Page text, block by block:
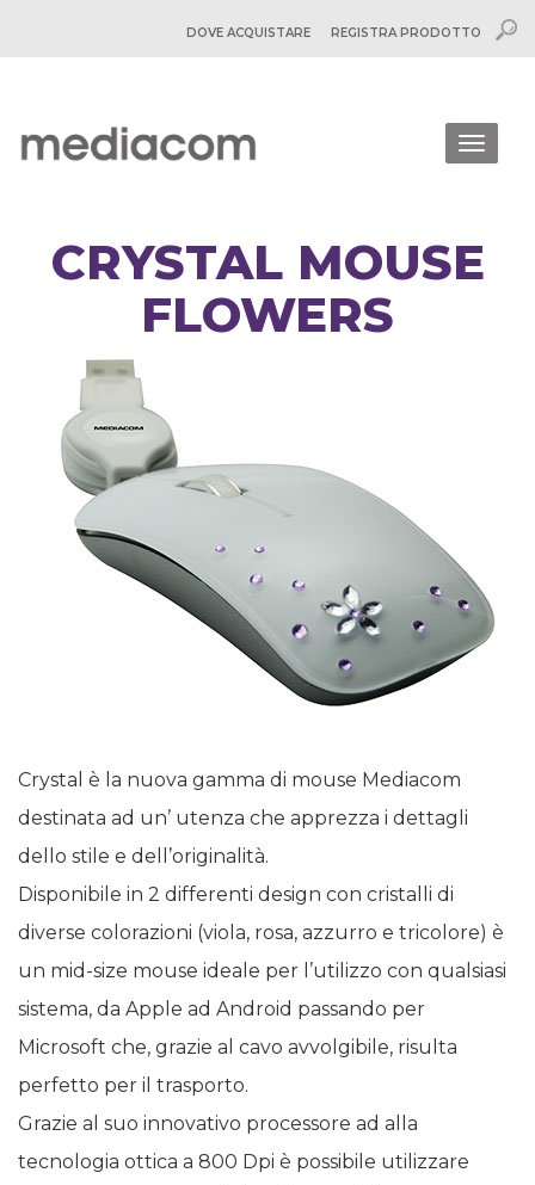
DOVE ACQUISTARE REGISTRA PRODOTTO
CRYSTAL MOUSE
FLOWERS
Crystal è la nuova gamma di mouse Mediacom
destinata ad un’ utenza che apprezza i dettagli
dello stile e dell’originalità.
Disponibile in 2 differenti design con cristalli di
diverse colorazioni (viola, rosa, azzurro e tricolore) è
un mid-size mouse ideale per l’utilizzo con qualsiasi
sistema, da Apple ad Android passando per
Microsoft che, grazie al cavo avvolgibile, risulta
perfetto per il trasporto.
Grazie al suo innovativo processore ad alla
tecnologia ottica a 800 Dpi è possibile utilizzare